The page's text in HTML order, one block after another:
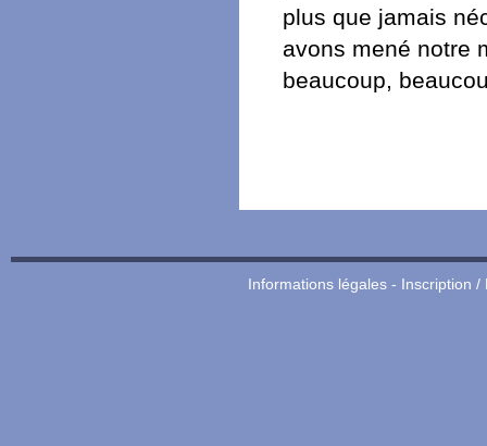
plus que jamais
avons mené notre
beaucoup,
Informations légales- Inscription